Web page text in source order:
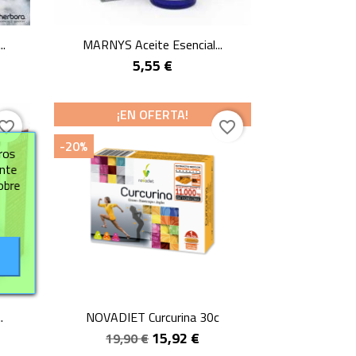
Vista rápida
MARNYS Aceite Esencial...
5,55 €
Vista rápida
NOVADIET Curcurina 30c
19,90 €15,92 €
¡EN OFERTA!
-20%
favorite_border